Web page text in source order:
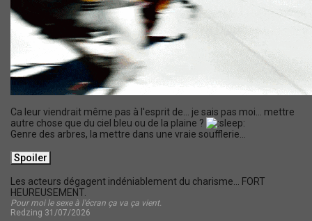
Ca leur viendrait même pas à l'esprit de... je sais pas moi... mettre
autre chose que du ciel bleu ou de la plaine ?
Genre des arbres, la mettre dans une vraie soufflerie...
Les acteurs dégagent indéniablement du charisme... FORT
HEUREUSEMENT.
Pour moi le sexe à l'écran ça va ça vient.
Redzing 31/07/2026